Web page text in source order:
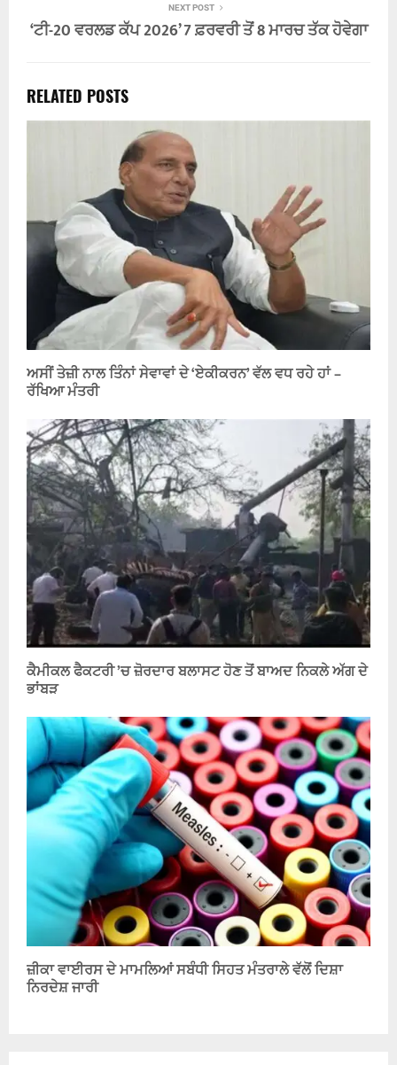
NEXT POST
‘ਟੀ-20 ਵਰਲਡ ਕੱਪ 2026’ 7 ਫ਼ਰਵਰੀ ਤੋਂ 8 ਮਾਰਚ ਤੱਕ ਹੋਵੇਗਾ
RELATED POSTS
ਅਸੀਂ ਤੇਜ਼ੀ ਨਾਲ ਤਿੰਨਾਂ ਸੇਵਾਵਾਂ ਦੇ ‘ਏਕੀਕਰਨ’ ਵੱਲ ਵਧ ਰਹੇ ਹਾਂ –
ਰੱਖਿਆ ਮੰਤਰੀ
ਕੈਮੀਕਲ ਫੈਕਟਰੀ ’ਚ ਜ਼ੋਰਦਾਰ ਬਲਾਸਟ ਹੋਣ ਤੋਂ ਬਾਅਦ ਨਿਕਲੇ ਅੱਗ ਦੇ
ਭਾਂਬੜ
ਜ਼ੀਕਾ ਵਾਈਰਸ ਦੇ ਮਾਮਲਿਆਂ ਸਬੰਧੀ ਸਿਹਤ ਮੰਤਰਾਲੇ ਵੱਲੋਂ ਦਿਸ਼ਾ
ਨਿਰਦੇਸ਼ ਜਾਰੀ